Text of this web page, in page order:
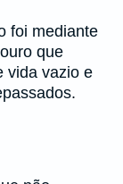
foi mediante
que
vida vazio e